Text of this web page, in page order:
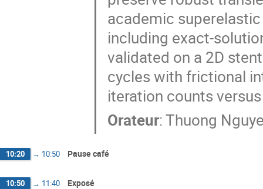
academic
including exact-
validated on a 2D
cycles with frictional
iteration counts
Orateur:Thuong
10:20 → 10:50 Pause café
10:50 → 11:40 Exposé